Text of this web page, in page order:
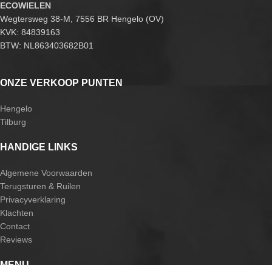
ECOWIELEN
Wegtersweg 38-M, 7556 BR Hengelo (OV)
KVK: 84839163
BTW: NL863403682B01
ONZE VERKOOP PUNTEN
Hengelo
Tilburg
HANDIGE LINKS
Algemene Voorwaarden
Terugsturen & Ruilen
Privacyverklaring
Klachten
Contact
Reviews